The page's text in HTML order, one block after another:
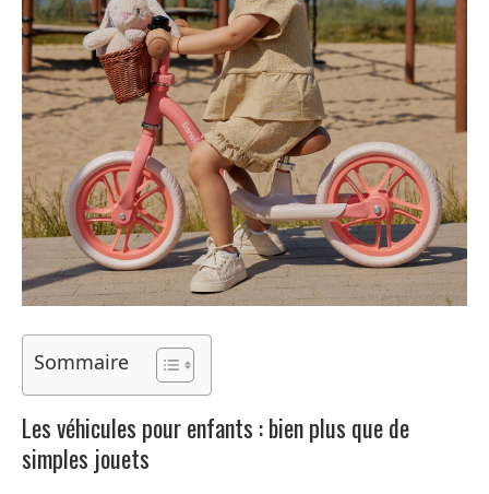
Sommaire
Les véhicules pour enfants : bien plus que de
simples jouets